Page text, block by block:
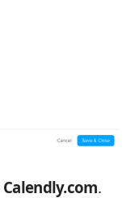
Calendly.com.